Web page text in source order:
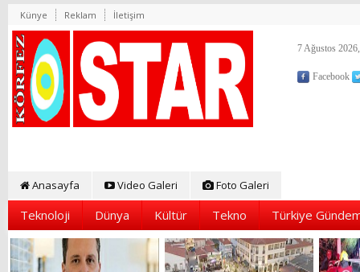
Künye Reklam İletişim
7 Ağustos
Facebook
Anasayfa Video Galeri Foto Galeri
Teknoloji Dünya Kültür Tekno Türkiye